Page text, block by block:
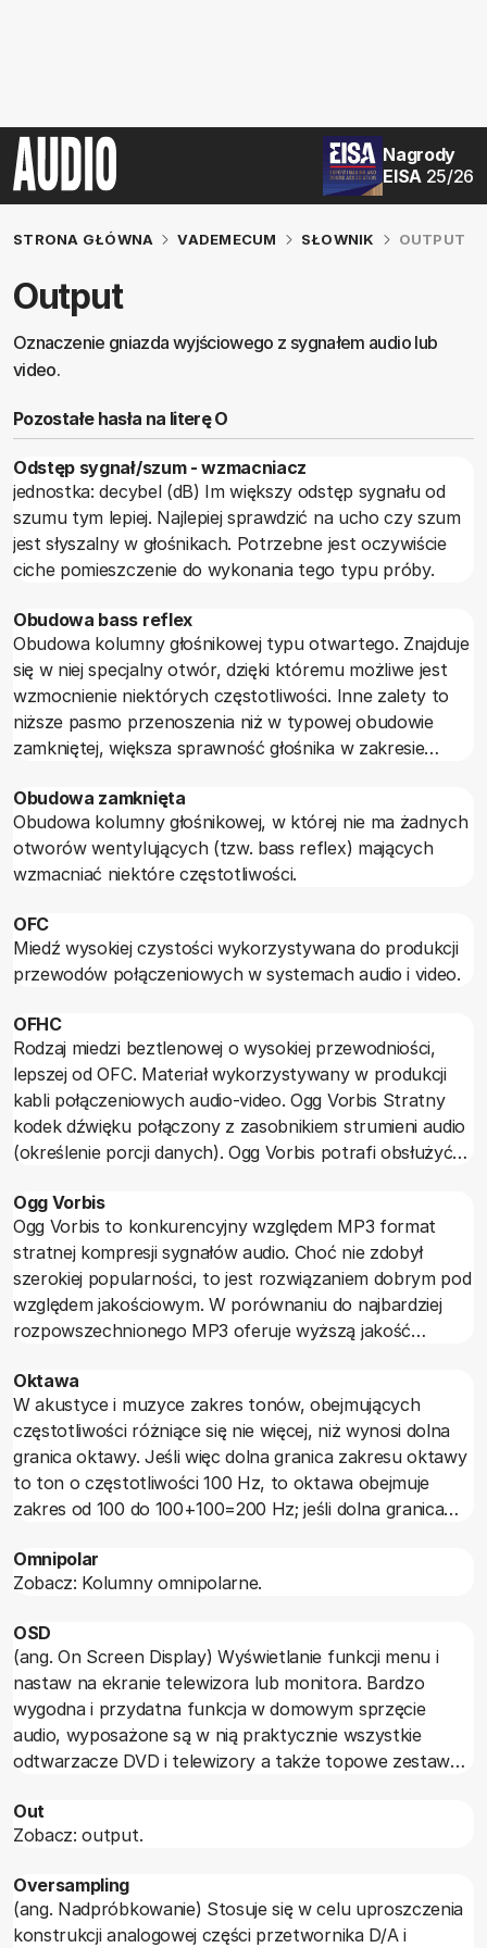
Nagrody
EISA 25/26
STRONA GŁÓWNA VADEMECUM SŁOWNIK OUTPUT
Output
Oznaczenie gniazda wyjściowego z sygnałem audio lub
video.
Pozostałe hasła na literę O
Odstęp sygnał/szum - wzmacniacz
jednostka: decybel (dB) Im większy odstęp sygnału od
szumu tym lepiej. Najlepiej sprawdzić na ucho czy szum
jest słyszalny w głośnikach. Potrzebne jest oczywiście
ciche pomieszczenie do wykonania tego typu próby.
Obudowa bass reflex
Obudowa kolumny głośnikowej typu otwartego. Znajduje
się w niej specjalny otwór, dzięki któremu możliwe jest
wzmocnienie niektórych częstotliwości. Inne zalety to
niższe pasmo przenoszenia niż w typowej obudowie
zamkniętej, większa sprawność głośnika w zakresie
nieliniowe.
Obudowa zamknięta
Obudowa kolumny głośnikowej, w której nie ma żadnych
otworów wentylujących (tzw. bass reflex) mających
wzmacniać niektóre częstotliwości.
OFC
Miedź wysokiej czystości wykorzystywana do produkcji
przewodów połączeniowych w systemach audio i video.
OFHC
Rodzaj miedzi beztlenowej o wysokiej przewodniości,
lepszej od OFC. Materiał wykorzystywany w produkcji
kabli połączeniowych audio-video. Ogg Vorbis Stratny
kodek dźwięku połączony z zasobnikiem strumieni audio
(określenie porcji danych). Ogg Vorbis potrafi obsłużyć
48 kHz.
Ogg Vorbis
Ogg Vorbis to konkurencyjny względem MP3 format
stratnej kompresji sygnałów audio. Choć nie zdobył
szerokiej popularności, to jest rozwiązaniem dobrym pod
względem jakościowym. W porównaniu do najbardziej
rozpowszechnionego MP3 oferuje wyższą jakość
Oktawa
W akustyce i muzyce zakres tonów, obejmujących
częstotliwości różniące się nie więcej, niż wynosi dolna
granica oktawy. Jeśli więc dolna granica zakresu oktawy
to ton o częstotliwości 100 Hz, to oktawa obejmuje
zakres od 100 do 100+100=200 Hz; jeśli dolna granica
Omnipolar
Zobacz: Kolumny omnipolarne.
OSD
(ang. On Screen Display) Wyświetlanie funkcji menu i
nastaw na ekranie telewizora lub monitora. Bardzo
wygodna i przydatna funkcja w domowym sprzęcie
audio, wyposażone są w nią praktycznie wszystkie
odtwarzacze DVD i telewizory a także topowe zestawy
Out
Zobacz: output.
Oversampling
(ang. Nadpróbkowanie) Stosuje się w celu uproszczenia
konstrukcji analogowej części przetwornika D/A i